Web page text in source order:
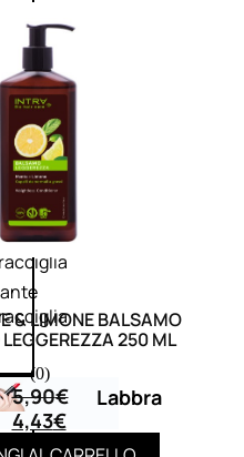
Labbra
& LIMONE BALSAMO
250 ML
(0)
5,90€
4,43€